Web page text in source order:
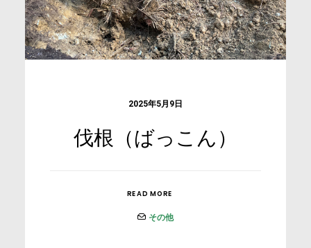
2025年5月9日
伐根（ばっこん）
READ MORE
その他